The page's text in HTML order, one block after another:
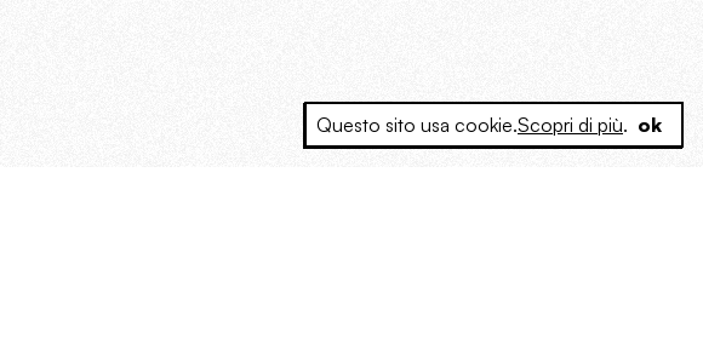
Questo sito usa cookie.Scopri di più. ok